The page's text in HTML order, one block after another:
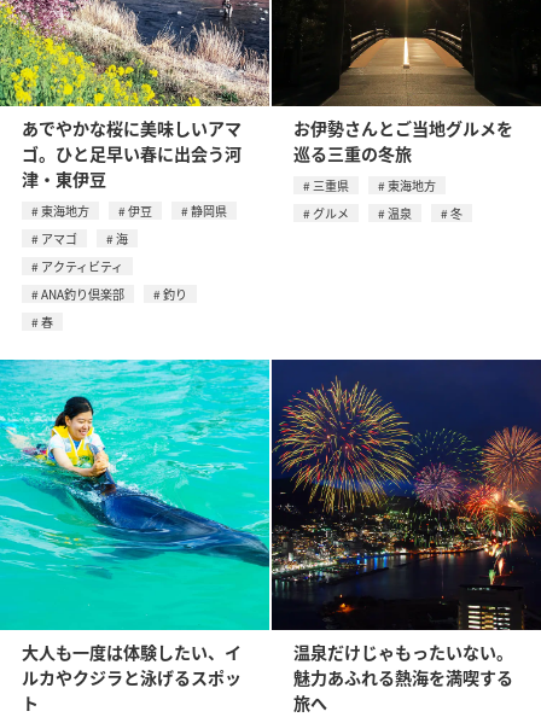
あでやかな桜に美味しいアマ
ゴ。ひと足早い春に出会う河
津・東伊豆
東海地方 伊豆
静岡県
アマゴ
海
アクティビティ
ANA釣り倶楽部
釣り
春
お伊勢さんとご当地グルメを
巡る三重の冬旅
三重県
東海地方
グルメ
温泉 冬
大人も一度は体験したい、イ
ルカやクジラと泳げるスポッ
ト
温泉だけじゃもったいない。
魅力あふれる熱海を満喫する
旅へ